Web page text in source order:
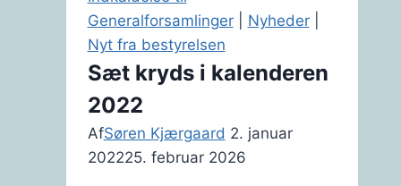
Generalforsamlinger| Nyheder|
Nyt fra bestyrelsen
Sæt kryds i kalenderen
2022
AfSøren Kjærgaard 2. januar
202225. februar 2026